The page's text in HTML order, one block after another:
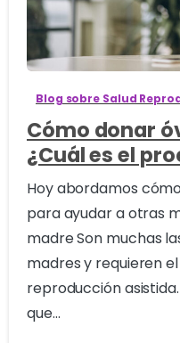
Blog sobre Salud
Cómo donar
¿Cuál es el
Hoy abordamos
para ayudar a otras
madre Son muchas
madres y requieren
reproducción
que...